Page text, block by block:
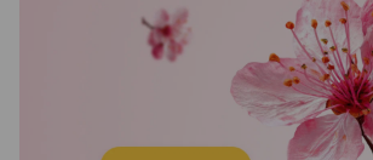
ЭФФЕКТИВНАЯ РЕКЛАМА НА